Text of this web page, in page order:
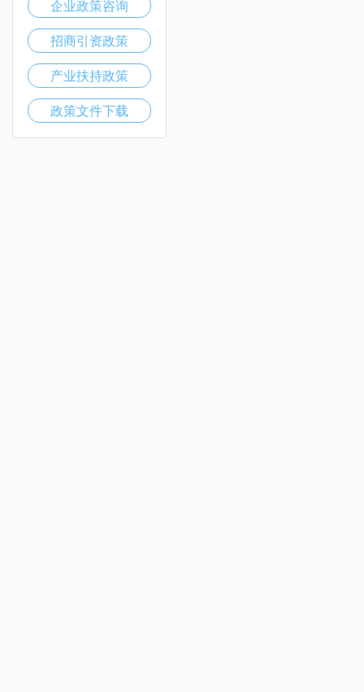
企业政策咨询
招商引资政策
产业扶持政策
政策文件下载